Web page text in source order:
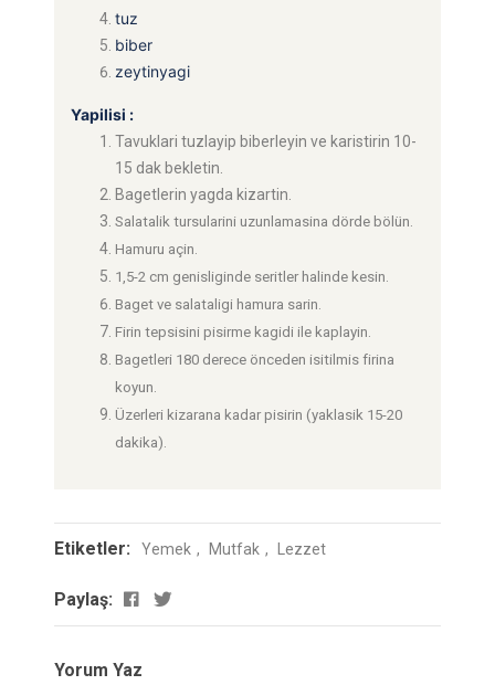
tuz
biber
zeytinyagi
Yapilisi :
Tavuklari tuzlayip biberleyin ve karistirin 10-
15 dak bekletin.
Bagetlerin yagda kizartin.
Salatalik tursularini uzunlamasina dörde bölün.
Hamuru açin.
1,5-2 cm genisliginde seritler halinde kesin.
Baget ve salataligi hamura sarin.
Firin tepsisini pisirme kagidi ile kaplayin.
Bagetleri 180 derece önceden isitilmis firina
koyun.
Üzerleri kizarana kadar pisirin (yaklasik 15-20
dakika).
Etiketler: Yemek Mutfak Lezzet
Paylaş:
Yorum Yaz